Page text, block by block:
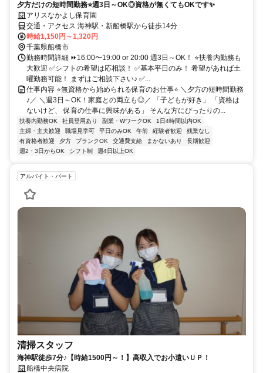
夕方だけの短時間勤務⭐週3日～OK◎資格が無くてもOKです✨
アリスなかよし保育園
交通・アクセス 海神駅・新船橋駅から徒歩14分
時給1,150円～1,320円
千葉県船橋市
勤務時間詳細 ⏩16:00〜19:00 or 20:00 週3日～OK！ ⭐扶養内勤務も
大歓迎 ✅シフトの希望は応相談！ ✅基本平日のみ！ 希望があれば土
曜勤務可能！ まずはご相談下さい♪ ✅...
仕事内容 ⭐無資格から始められる保育のお仕事⭐ ＼夕方の短時間勤務
♪／ ＼週3日～OK！家庭との両立も◎／ 「子どもが好き」 「資格は
ないけど、 保育の仕事に興味がある」 そんな方にぴったりの...
扶養内勤務OK 社員登用あり 副業・WワークOK
1日4時間以内OK
主婦・主夫歓迎
職場見学可 平日のみOK 午前 経験者歓迎
残業なし
有資格者歓迎
夕方 ブランクOK 交通費支給 まかないあり
長期歓迎
週2・3日からOK
シフト制 週4日以上OK
アルバイト・パート
清掃スタッフ
海神駅徒歩7分♪【時給1500円～！】高収入でお小遣いＵＰ！
船橋中央病院